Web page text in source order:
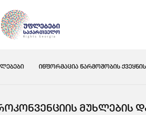
ᲘᲜᲤᲝᲠᲛᲐᲪᲘᲐ ᲬᲐᲠᲛᲝᲨᲝᲑᲘᲡ ᲥᲕᲔᲧᲜᲘᲡ
ᲛᲣᲮᲚᲔᲑᲘᲡ